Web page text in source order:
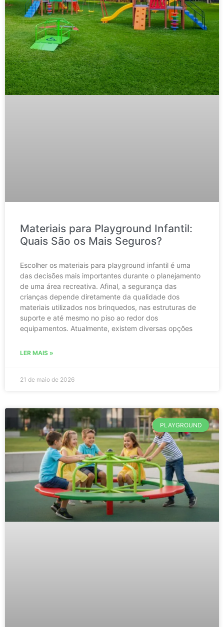
Materiais para Playground Infantil:
Quais São os Mais Seguros?
Escolher os materiais para playground infantil é uma
das decisões mais importantes durante o planejamento
de uma área recreativa. Afinal, a segurança das
crianças depende diretamente da qualidade dos
materiais utilizados nos brinquedos, nas estruturas de
suporte e até mesmo no piso ao redor dos
equipamentos. Atualmente, existem diversas opções
LER MAIS »
21 de maio de 2026
PLAYGROUND